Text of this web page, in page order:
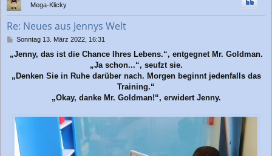
Mega-Klicky
Re: Neues aus Jennys Welt
B
i
r
Sonntag 13. März 2022, 16:31
„Jenny, das ist die Chance Ihres Lebens.“, entgegnet Mr. Goldman.
„Ja schon...“, seufzt sie.
„Denken Sie in Ruhe darüber nach. Morgen beginnt jedenfalls das
Training.“
„Okay, danke Mr. Goldman!“, erwidert Jenny.